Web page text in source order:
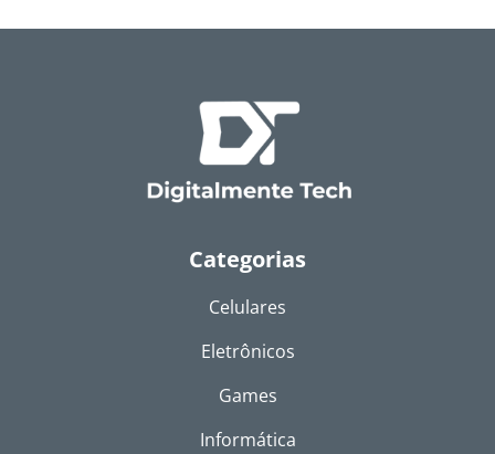
Categorias
Celulares
Eletrônicos
Games
Informática